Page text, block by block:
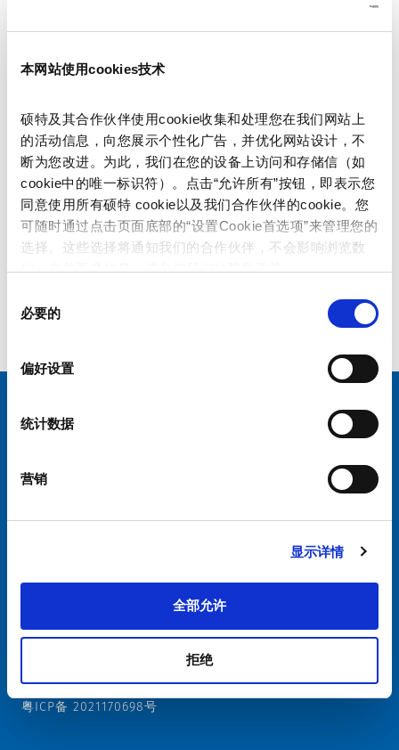
本网站使用cookies技术
硕特及其合作伙伴使用cookie收集和处理您在我们网站上
的活动信息，向您展示个性化广告，并优化网站设计，不
断为您改进。为此，我们在您的设备上访问和存储信（如
cookie中的唯一标识符）。点击“允许所有”按钮，即表示您
同意使用所有硕特 cookie以及我们合作伙伴的cookie。您
可随时通过点击页面底部的“设置Cookie首选项”来管理您的
选择。这些选择将通知我们的合作伙伴，不会影响浏览数
据。有关更多信息，请参阅我们的隐私政策。
必要的
偏好设置
统计数据
营销
显示详情
全部允许
拒绝
We recommend for new applications4789
data sheet previous PDF
选择您的 SCHURTER 网站和语言
条款和条件
Cookie偏好设置管理
粤ICP备 2021170698号